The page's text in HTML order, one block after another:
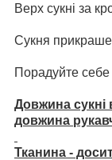
Верх сукні за
Сукня
Порадуйте
Довжина сукні
довжина
Тканина -